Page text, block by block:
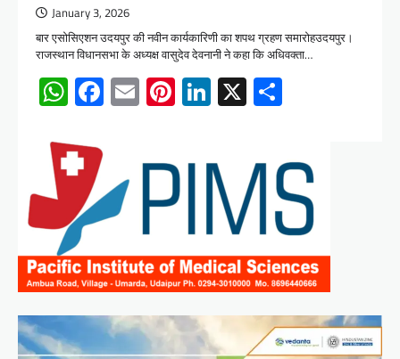
January 3, 2026
बार एसोसिएशन उदयपुर की नवीन कार्यकारिणी का शपथ ग्रहण समारोहउदयपुर।
राजस्थान विधानसभा के अध्यक्ष वासुदेव देवनानी ने कहा कि अधिवक्ता…
WhatsApp
Facebook
EmailPinterest
LinkedIn
X